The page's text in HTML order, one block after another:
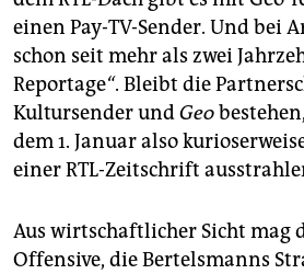
einen Pay-TV-Sender. Und bei
schon seit mehr als zwei
Reportage“. Bleibt die
Kultursender undGeo
dem 1. Januar also
einer RTL-Zeitschrift
Aus wirtschaftlicher Sicht mag
Offensive, die Bertelsmanns